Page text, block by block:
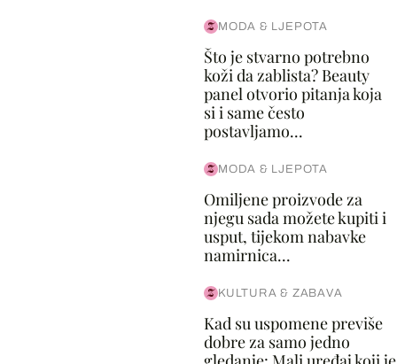
MODA & LJEPOTA
Što je stvarno potrebno
koži da zablista? Beauty
panel otvorio pitanja koja
si i same često
postavljamo...
MODA & LJEPOTA
Omiljene proizvode za
njegu sada možete kupiti i
usput, tijekom nabavke
namirnica...
KULTURA & ZABAVA
Kad su uspomene previše
dobre za samo jedno